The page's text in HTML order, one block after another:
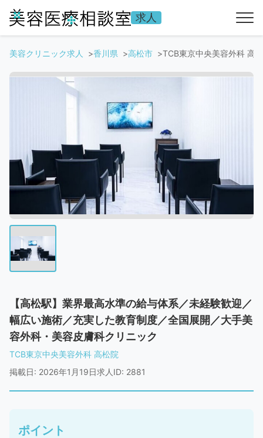
求人
美容クリニック求人 香川県 高松市 TCB東京中央美容外科 高
【高松駅】業界最高水準の給与体系／未経験歓迎／
幅広い施術／充実した教育制度／全国展開／大手美
容外科・美容皮膚科クリニック
TCB東京中央美容外科 高松院
掲載日: 2026年1月19日求人ID: 2881
ポイント